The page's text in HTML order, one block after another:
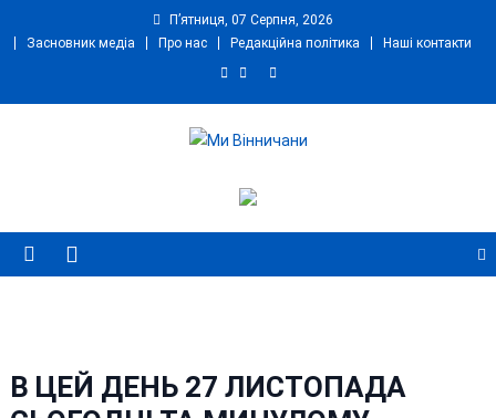
П’ятниця, 07 Серпня, 2026
Засновник медіа
Про нас Редакційна політика Наші контакти
В ЦЕЙ ДЕНЬ 27 ЛИСТОПАДА